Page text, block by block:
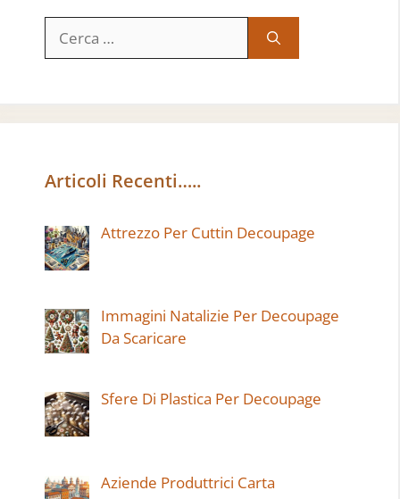
per:
Articoli Recenti…..
Attrezzo Per Cuttin Decoupage
Immagini Natalizie Per Decoupage
Da Scaricare
Sfere Di Plastica Per Decoupage
Aziende Produttrici Carta